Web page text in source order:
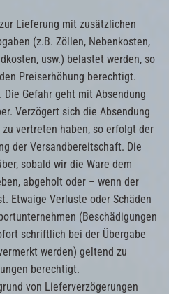
Lieferung mit zusätzlichen
(z.B. Zöllen, Nebenkosten,
usw.) belastet werden, so
Preiserhöhung berechtigt.
Gefahr geht mit Absendung
Verzögert sich die Absendung
vertreten haben, so erfolgt der
der Versandbereitschaft. Die
sobald wir die Ware dem
abgeholt oder – wenn der
Etwaige Verluste oder Schäden
(Beschädigungen
schriftlich bei der Übergabe
werden) geltend zu
berechtigt.
von Lieferverzögerungen